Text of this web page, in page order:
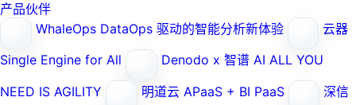
产品伙伴
WhaleOps DataOps 驱动的智能分析新体验
云器
Single Engine for All
Denodo x 智谱 AI ALL YOU
NEED IS AGILITY
明道云 APaaS + BI PaaS
深信